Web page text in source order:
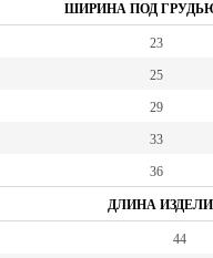
ШИРИНА ПОД
23
25
29
33
36
ДЛИНА
44